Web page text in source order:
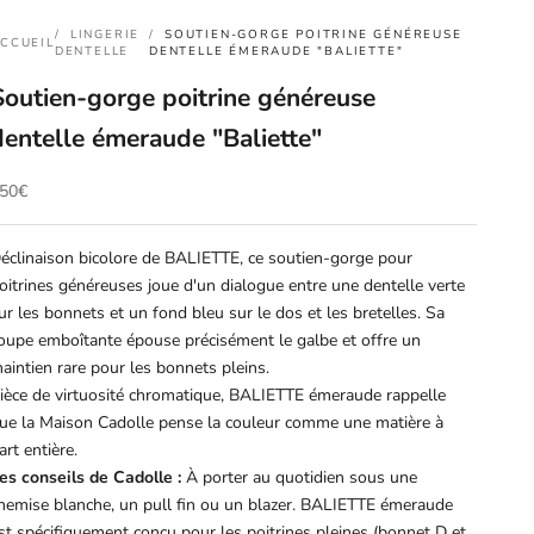
LINGERIE
DENTELLE
SOUTIEN-GORGE POITRINE GÉNÉREUSE
DENTELLE ÉMERAUDE "BALIETTE"
gorge poitrine généreuse
émeraude "Baliette"
de vente
bicolore de BALIETTE, ce soutien-gorge pour
généreuses joue d'un dialogue entre une dentelle verte
les bonnets et un fond bleu sur le dos et les bretelles. Sa
emboîtante épouse précisément le galbe et offre un
rare pour les bonnets pleins.
de virtuosité chromatique, BALIETTE émeraude rappelle
la Maison Cadolle pense la couleur comme une matière à
entière.
conseils de Cadolle : À porter au quotidien sous une
blanche, un pull fin ou un blazer. BALIETTE émeraude